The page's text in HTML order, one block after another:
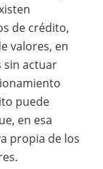
de crédito,
valores, en
sin actuar
puede
en esa
propia de los